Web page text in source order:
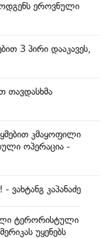
ეროვნული
3 პირი დააკავეს,
თავდასხმა
კმაყოფილი
ოპერაცია -
კაპანაძე
ტერორისტული
უყენებს